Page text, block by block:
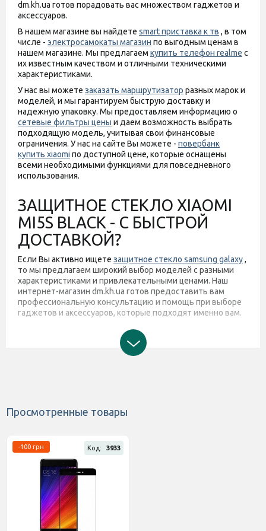
dm.kh.ua готов порадовать вас множеством гаджетов и
аксессуаров.
В нашем магазине вы найдете smart приставка к тв , в том
числе - электросамокаты магазин по выгодным ценам в
нашем магазине. Мы предлагаем купить телефон realme с
их известным качеством и отличными техническими
характеристиками.
У нас вы можете заказать маршрутизатор разных марок и
моделей, и мы гарантируем быструю доставку и
надежную упаковку. Мы предоставляем информацию о
сетевые фильтры цены и даем возможность выбрать
подходящую модель, учитывая свои финансовые
ограничения. У нас на сайте Вы можете - повербанк
купить xiaomi по доступной цене, которые оснащены
всеми необходимыми функциями для повседневного
использования.
ЗАЩИТНОЕ СТЕКЛО XIAOMI
MI5S BLACK - С БЫСТРОЙ
ДОСТАВКОЙ?
Если Вы активно ищете защитное стекло samsung galaxy,
то мы предлагаем широкий выбор моделей с разными
характеристиками и привлекательными ценами. Наш
интернет-магазин dm.kh.ua готов предоставить вам
профессиональную консультацию и помощь при выборе
гаджетов и аксессуаров, которые подходят именно вам.
Просмотренные товары
Код: 3933
-100 грн